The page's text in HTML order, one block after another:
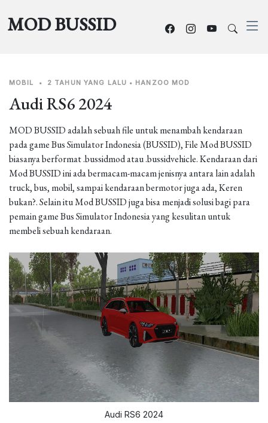
MOD BUSSID
MOBIL • 2 TAHUN YANG LALU • HANZOO MOD
Audi RS6 2024
MOD BUSSID adalah sebuah file untuk menambah kendaraan
pada game Bus Simulator Indonesia (BUSSID), File Mod BUSSID
biasanya berformat .bussidmod atau .bussidvehicle. Kendaraan dari
Mod BUSSID ini ada bermacam-macam jenisnya antara lain adalah
truck, bus, mobil, sampai kendaraan bermotor juga ada, Keren
bukan?. Selain itu Mod BUSSID juga bisa menjadi solusi bagi para
pemain game Bus Simulator Indonesia yang kesulitan untuk
membeli sebuah kendaraan.
Audi RS6 2024